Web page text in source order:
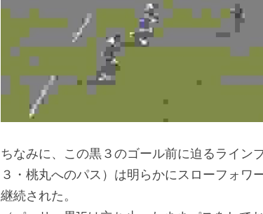
ちなみに、この黒３のゴール前に迫るライン
３・桃丸へのパス）は明らかにスローフォ
継続された。